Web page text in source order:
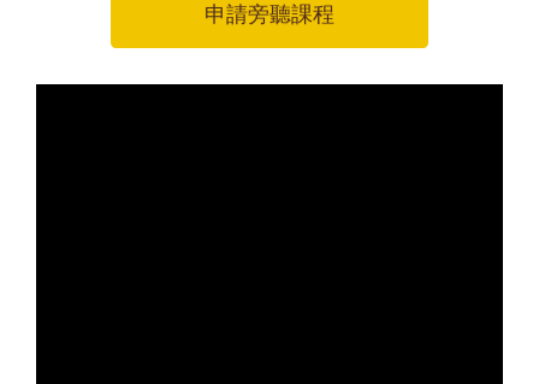
申請旁聽課程